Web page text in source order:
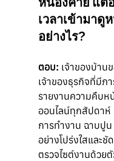
เวลาเข้ามาดู
อย่างไร?
ตอบ: เจ้าของบ้าน
เจ้าของธุรกิจที่มีภ
รายงานความคืบห
ออนไลน์ทุกสัปดาห์
การทำงาน ฉาบปูน
อย่างโปร่งใสและ
ตรวจไซต์งานด้วย